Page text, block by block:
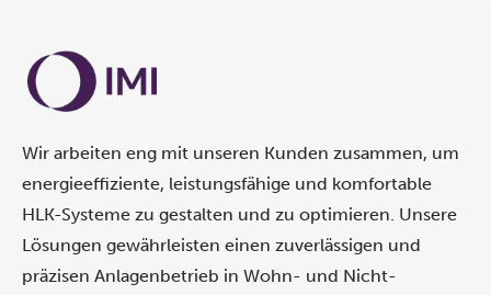
Wir arbeiten eng mit unseren Kunden zusammen, um
energieeffiziente, leistungsfähige und komfortable
HLK-Systeme zu gestalten und zu optimieren. Unsere
Lösungen gewährleisten einen zuverlässigen und
präzisen Anlagenbetrieb in Wohn- und Nicht-